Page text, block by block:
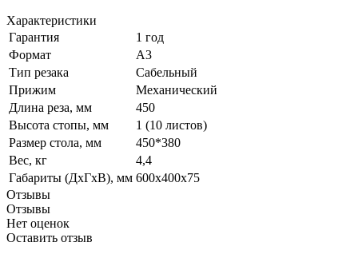
Характеристики
Гарантия
1 год
Формат
А3
Тип резака
Сабельный
Прижим
Механический
Длина реза, мм
450
Высота стопы, мм
1 (10 листов)
Размер стола, мм
450*380
Вес, кг
4,4
Габариты (ДхГхВ), мм 600х400х75
Отзывы
Отзывы
Нет оценок
Оставить отзыв